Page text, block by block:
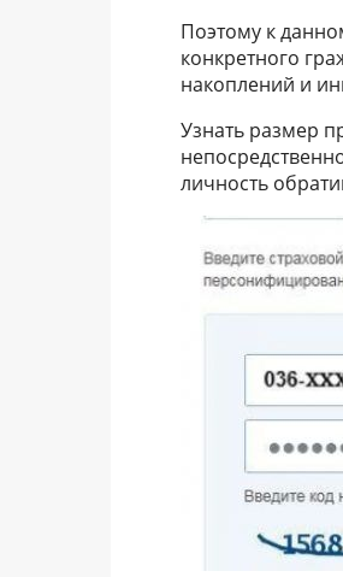
Поэтому к
конкретного
накоплений и
Узнать размер
личность